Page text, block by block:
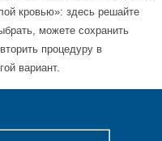
кровью»: здесь решайте
можете сохранить
процедуру в
вариант.